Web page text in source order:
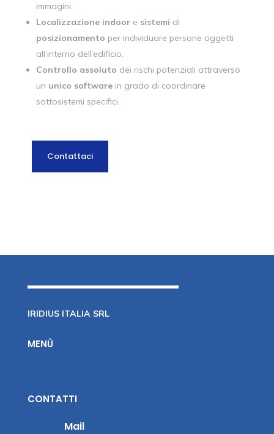
immagini.
Localizzazione indoore sistemi di
posizionamento per individuare persone oggetti
all’interno dell’edificio.
Controllo assoluto dei rischi potenziali attraverso
un unico softwarein grado di coordinare
sottosistemi specifici.
Contattaci
IRIDIUS ITALIA SRL
MENÙ
CONTATTI
Mail